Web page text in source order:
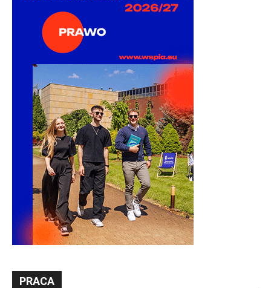
PRACA